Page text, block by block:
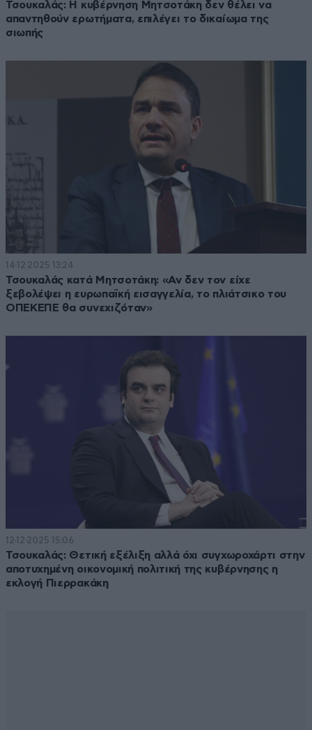
Τσουκαλάς: Η κυβέρνηση Μητσοτάκη δεν θέλει να
απαντηθούν ερωτήματα, επιλέγει το δικαίωμα της
σιωπής
14·12·2025 13:24
Τσουκαλάς κατά Μητσοτάκη: «Αν δεν τον είχε
ξεβολέψει η ευρωπαϊκή εισαγγελία, το πλιάτσικο του
ΟΠΕΚΕΠΕ θα συνεχιζόταν»
12·12·2025 15:06
Τσουκαλάς: Θετική εξέλιξη αλλά όχι συγχωροχάρτι στην
αποτυχημένη οικονομική πολιτική της κυβέρνησης η
εκλογή Πιερρακάκη